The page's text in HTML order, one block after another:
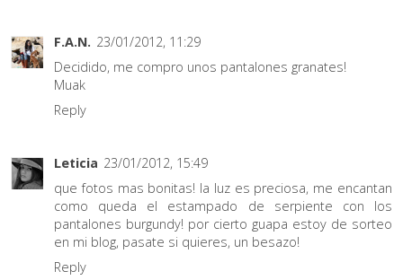
F.A.N. 23/01/2012, 11:29
Decidido, me compro unos pantalones granates!
Muak
Reply
Leticia 23/01/2012, 15:49
que fotos mas bonitas! la luz es preciosa, me encantan
como queda el estampado de serpiente con los
pantalones burgundy! por cierto guapa estoy de sorteo
en mi blog, pasate si quieres, un besazo!
Reply